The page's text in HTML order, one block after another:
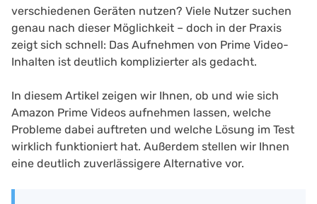
verschiedenen Geräten nutzen? Viele Nutzer suchen
genau nach dieser Möglichkeit – doch in der Praxis
zeigt sich schnell: Das Aufnehmen von Prime Video-
Inhalten ist deutlich komplizierter als gedacht.
In diesem Artikel zeigen wir Ihnen, ob und wie sich
Amazon Prime Videos aufnehmen lassen, welche
Probleme dabei auftreten und welche Lösung im Test
wirklich funktioniert hat. Außerdem stellen wir Ihnen
eine deutlich zuverlässigere Alternative vor.